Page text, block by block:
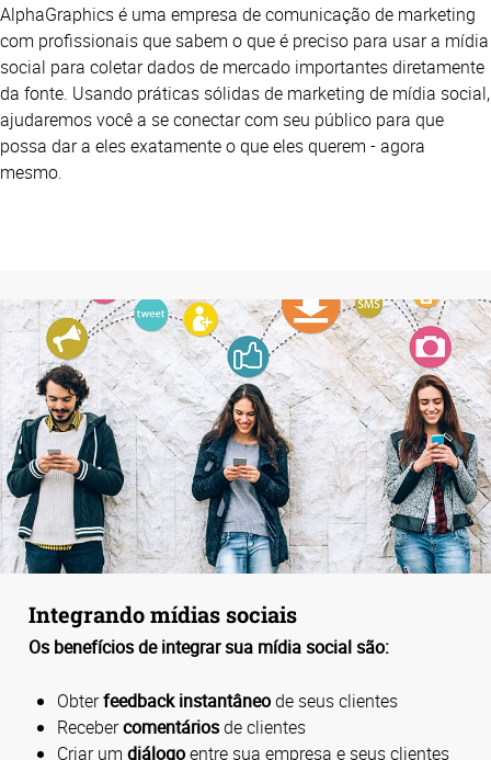
AlphaGraphics é uma empresa de comunicação de marketing
com profissionais que sabem o que é preciso para usar a mídia
social para coletar dados de mercado importantes diretamente
da fonte. Usando práticas sólidas de marketing de mídia social,
ajudaremos você a se conectar com seu público para que
possa dar a eles exatamente o que eles querem - agora
mesmo.
Integrando mídias sociais
Os benefícios de integrar sua mídia social são:
Obterfeedback instantâneode seus clientes
Recebercomentáriosde clientes
Criar um diálogoentre sua empresa e seus clientes